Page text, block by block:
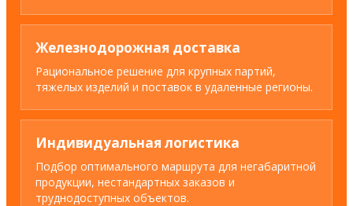
Железнодорожная доставка
Рациональное решение для крупных партий,
тяжелых изделий и поставок в удаленные регионы.
Индивидуальная логистика
Подбор оптимального маршрута для негабаритной
продукции, нестандартных заказов и
труднодоступных объектов.